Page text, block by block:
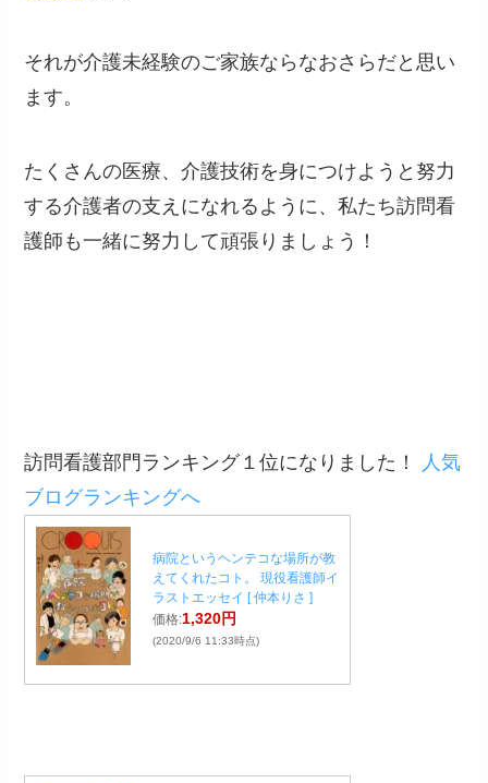
それが介護未経験のご家族ならなおさらだと思い
ます。
たくさんの医療、介護技術を身につけようと努力
する介護者の支えになれるように、私たち訪問看
護師も一緒に努力して頑張りましょう！
訪問看護部門ランキング１位になりました！
人気
ブログランキングへ
病院というヘンテコな場所が教
えてくれたコト。 現役看護師イ
ラストエッセイ [ 仲本りさ ]
価格:1,320円
(2020/9/6 11:33時点)